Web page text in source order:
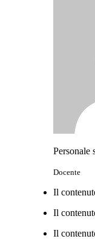
Personale
Docente
Il
Il
Il